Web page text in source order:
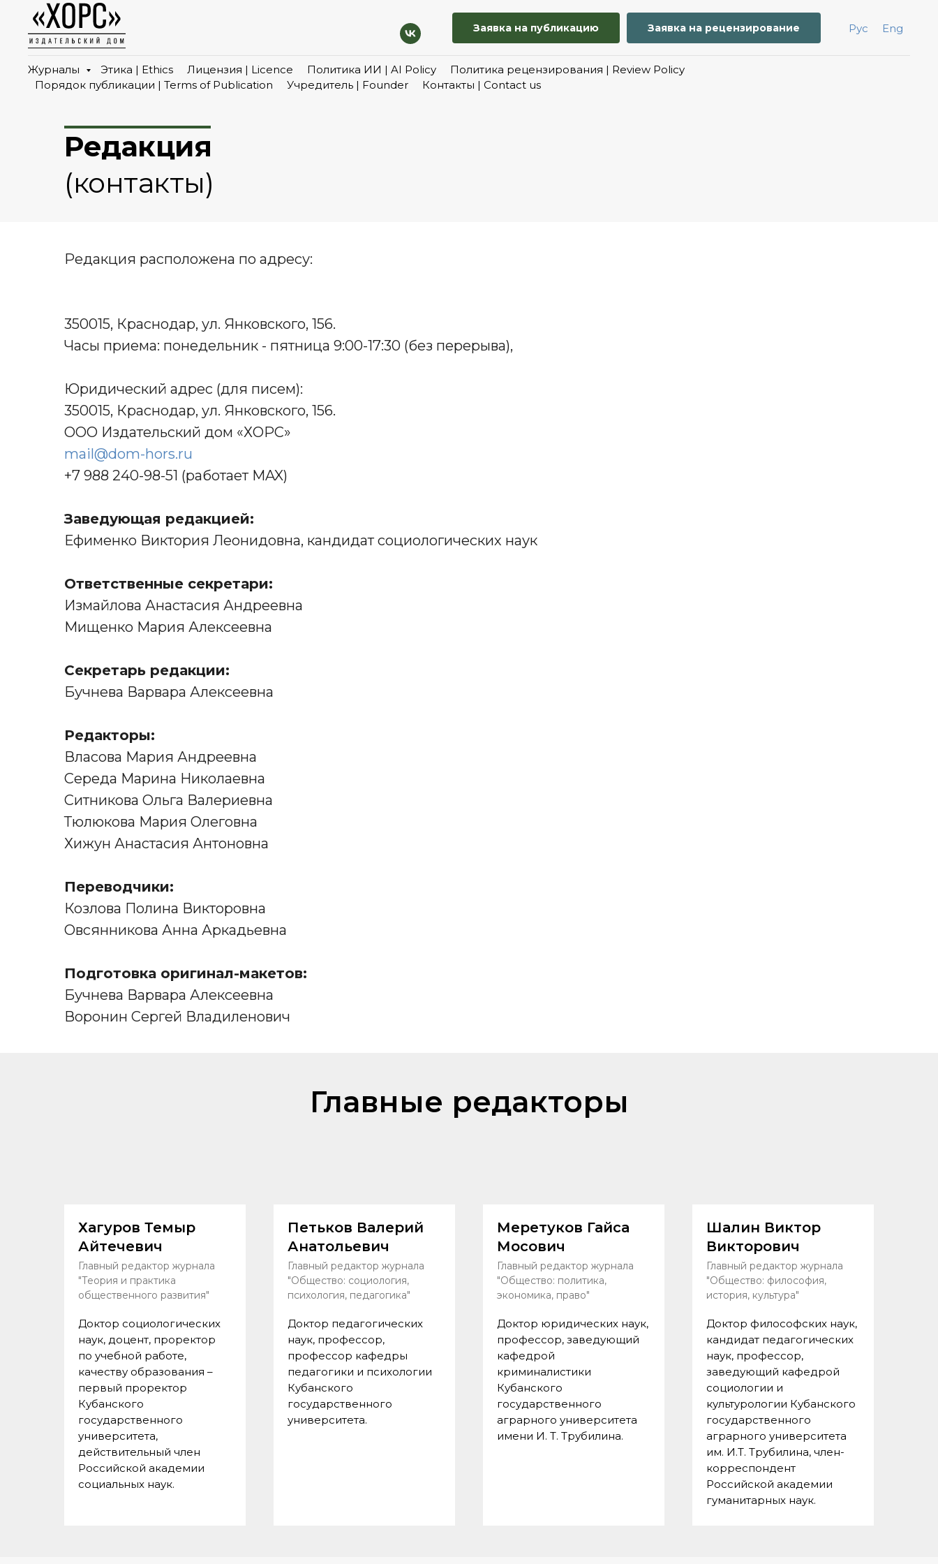
Заявка на публикацию Заявка на рецензирование Рус Eng
Журналы Этика | Ethics Лицензия | Licence Политика ИИ | AI Policy
Политика рецензирования | Review Policy
Порядок публикации | Terms of Publication
Учредитель | Founder Контакты | Contact us
Редакция
(контакты)
Редакция расположена по адресу:
350015, Краснодар, ул. Янковского, 156.
Часы приема: понедельник - пятница 9:00-17:30 (без перерыва),
Юридический адрес (для писем):
350015, Краснодар, ул. Янковского, 156.
ООО Издательский дом «ХОРС»
mail@dom-hors.ru
+7 988 240-98-51 (работает MAX)
Заведующая редакцией:
Ефименко Виктория Леонидовна, кандидат социологических наук
Ответственные секретари:
Измайлова Анастасия Андреевна
Мищенко Мария Алексеевна
Секретарь редакции:
Бучнева Варвара Алексеевна
Редакторы:
Власова Мария Андреевна
Середа Марина Николаевна
Ситникова Ольга Валериевна
Тюлюкова Мария Олеговна
Хижун Анастасия Антоновна
Переводчики:
Козлова Полина Викторовна
Овсянникова Анна Аркадьевна
Подготовка оригинал-макетов:
Бучнева Варвара Алексеевна
Воронин Сергей Владиленович
Главные редакторы
Хагуров Темыр
Айтечевич
Главный редактор журнала
"Теория и практика
общественного развития"
Доктор социологических
наук, доцент, проректор
по учебной работе,
качеству образования –
первый проректор
Кубанского
государственного
университета,
действительный член
Российской академии
социальных наук.
Петьков Валерий
Анатольевич
Главный редактор журнала
"Общество: социология,
психология, педагогика"
Доктор педагогических
наук, профессор,
профессор кафедры
педагогики и психологии
Кубанского
государственного
университета.
Меретуков Гайса
Мосович
Главный редактор журнала
"Общество: политика,
экономика, право"
Доктор юридических наук,
профессор, заведующий
кафедрой
криминалистики
Кубанского
государственного
аграрного университета
имени И. Т. Трубилина.
Шалин Виктор
Викторович
Главный редактор журнала
"Общество: философия,
история, культура"
Доктор философских наук,
кандидат педагогических
наук, профессор,
заведующий кафедрой
социологии и
культурологии Кубанского
государственного
аграрного университета
им. И.Т. Трубилина, член-
корреспондент
Российской академии
гуманитарных наук.